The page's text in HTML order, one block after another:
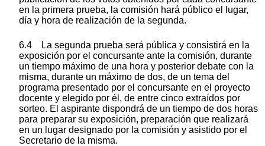
en la primera prueba, la comisión hará público el lugar,
día y hora de realización de la segunda.
6.4 La segunda prueba será pública y consistirá en la
exposición por el concursante ante la comisión, durante
un tiempo máximo de una hora y posterior debate con la
misma, durante un máximo de dos, de un tema del
programa presentado por el concursante en el proyecto
docente y elegido por él, de entre cinco extraídos por
sorteo. El aspirante dispondrá de un tiempo de dos horas
para preparar su exposición, preparación que realizará
en un lugar designado por la comisión y asistido por el
Secretario de la misma.